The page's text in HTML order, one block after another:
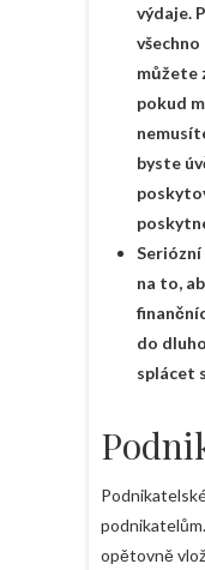
výdaje.
můžete
pokud
byste
na to,
do
splácet
opětovně